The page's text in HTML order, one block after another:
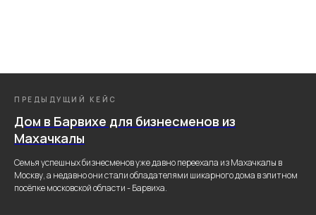
ПРЕДЫДУЩИЙ КЕЙС
Дом в Барвихе для бизнесменов из
Махачкалы
Семья успешных бизнесменов уже давно переехала из Махачкалы в
Москву, а недавно они стали обладателями шикарного дома в элитном
посёлке московской области - Барвиха.